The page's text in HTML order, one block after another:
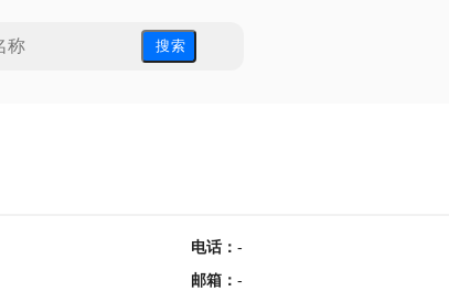
搜 索
电话： -
邮箱 ： -